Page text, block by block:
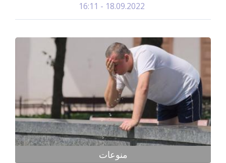
18.09.2022 - 16:11
منوعات